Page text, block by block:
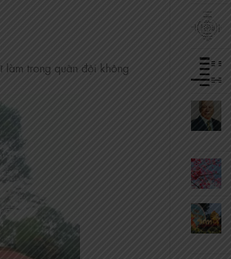
làm trong quân đội không